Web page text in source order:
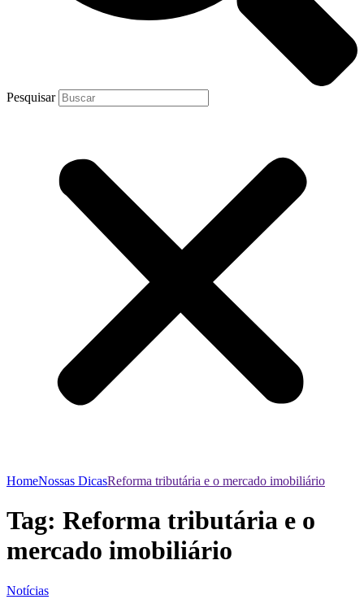
Pesquisar
HomeNossas DicasReforma tributária e o mercado imobiliário
Tag: Reforma tributária e o
mercado imobiliário
Notícias